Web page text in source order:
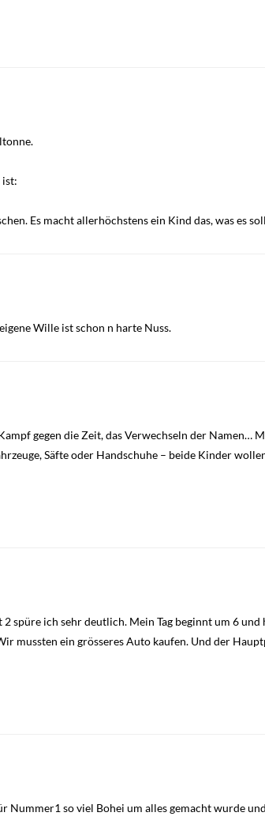
ist:
Es macht allerhöchstens ein Kind das, was es
Wille ist schon n harte Nuss.
gegen die Zeit, das Verwechseln der
Säfte oder Handschuhe – beide Kinder
spüre ich sehr deutlich. Mein Tag beginnt um 6
mussten ein grösseres Auto kaufen. Und der
Nummer1 so viel Bohei um alles gemacht wurde